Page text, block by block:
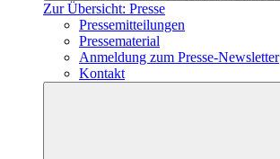
Zur Übersicht: Presse
Pressemitteilungen
Pressematerial
Anmeldung zum Presse-Newsletter
Kontakt